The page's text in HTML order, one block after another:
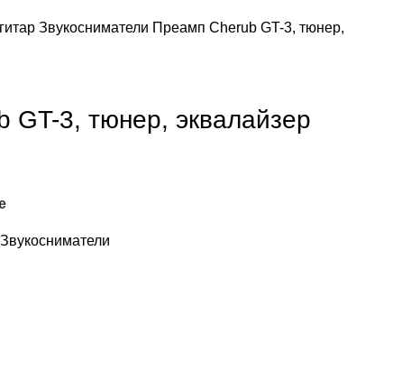
Звукосниматели Преамп Cherub GT-3, тюнер,
GT-3, тюнер, эквалайзер
Звукосниматели